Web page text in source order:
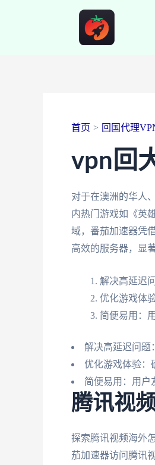
首页 回国代理
vpn回
对于在澳洲的华人
内热门游戏如《英
域，番茄加速器凭
高效的服务器，显
解决高延迟
优化游戏体
简便易用：
解决高延迟问题
优化游戏体验：
简便易用：用户
腾讯视
探索腾讯视频海外
茄加速器访问腾讯